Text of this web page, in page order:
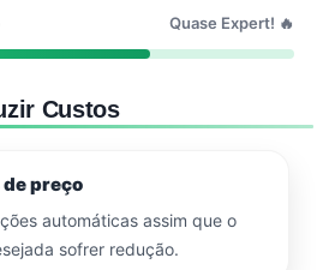
Quase Expert! 🔥
Custos
preço
automáticas assim que o
sofrer redução.